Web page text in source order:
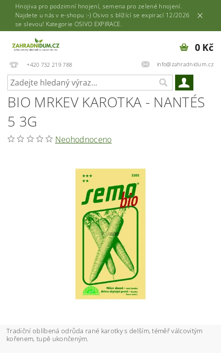
Hnojiva pro podzimní hnojení, semena pro zelené hnojení.
Najdete u nás v e-shopu :-) Osivo s blížící se expirací 12/2026
se slevou! Kategorie OSIVO EXPIRACE.
+420 732 219 788 info@zahradnidum.cz
0 Kč
BIO MRKEV KAROTKA - NANTÉS
5 3G
Neohodnoceno
Tradiční oblíbená odrůda rané karotky s delším, téměř válcovitým
kořenem, tupě ukončeným.